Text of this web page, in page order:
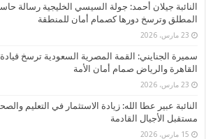
النائبة جيلان أحمد: جولة السيسي الخليجية رسالة
المطلق وترسخ دورها كصمام أمان للمنطقة
23 مارس، 2026
سميرة الجنايني: القمة المصرية السعودية ترسخ
القاهرة والرياض صمام أمان الأمة
23 مارس، 2026
النائبة عبير عطا الله: زيادة الاستثمار في التعليم
مستقبل الأجيال القادمة
15 مارس، 2026